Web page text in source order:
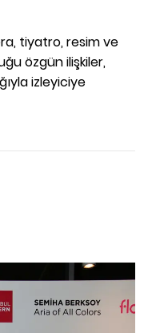
tiyatro, resim ve
özgün ilişkiler,
izleyiciye